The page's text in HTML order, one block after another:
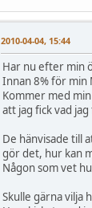
2010-04-04, 15:44
Har nu efter min
Innan 8% för min
Kommer med
att jag fick vad
De hänvisade till
gör det, hur kan
Någon som vet
Skulle gärna vilja